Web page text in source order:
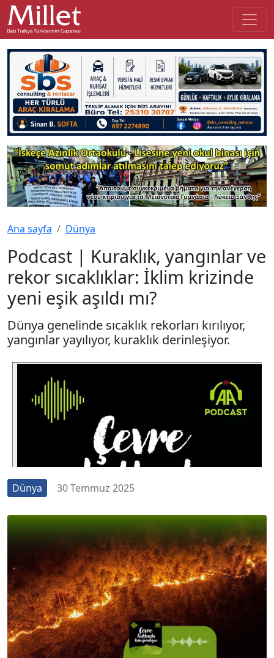
Ana sayfa Dünya
Podcast | Kuraklık, yangınlar ve
rekor sıcaklıklar: İklim krizinde
yeni eşik aşıldı mı?
Dünya genelinde sıcaklık rekorları kırılıyor,
yangınlar yayılıyor, kuraklık derinleşiyor.
Dünya 30 Temmuz 2025